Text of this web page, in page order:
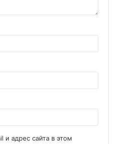
и адрес сайта в этом